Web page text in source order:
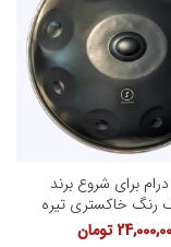
برای شروع برند
رنگ خاکستری تیره
تومان